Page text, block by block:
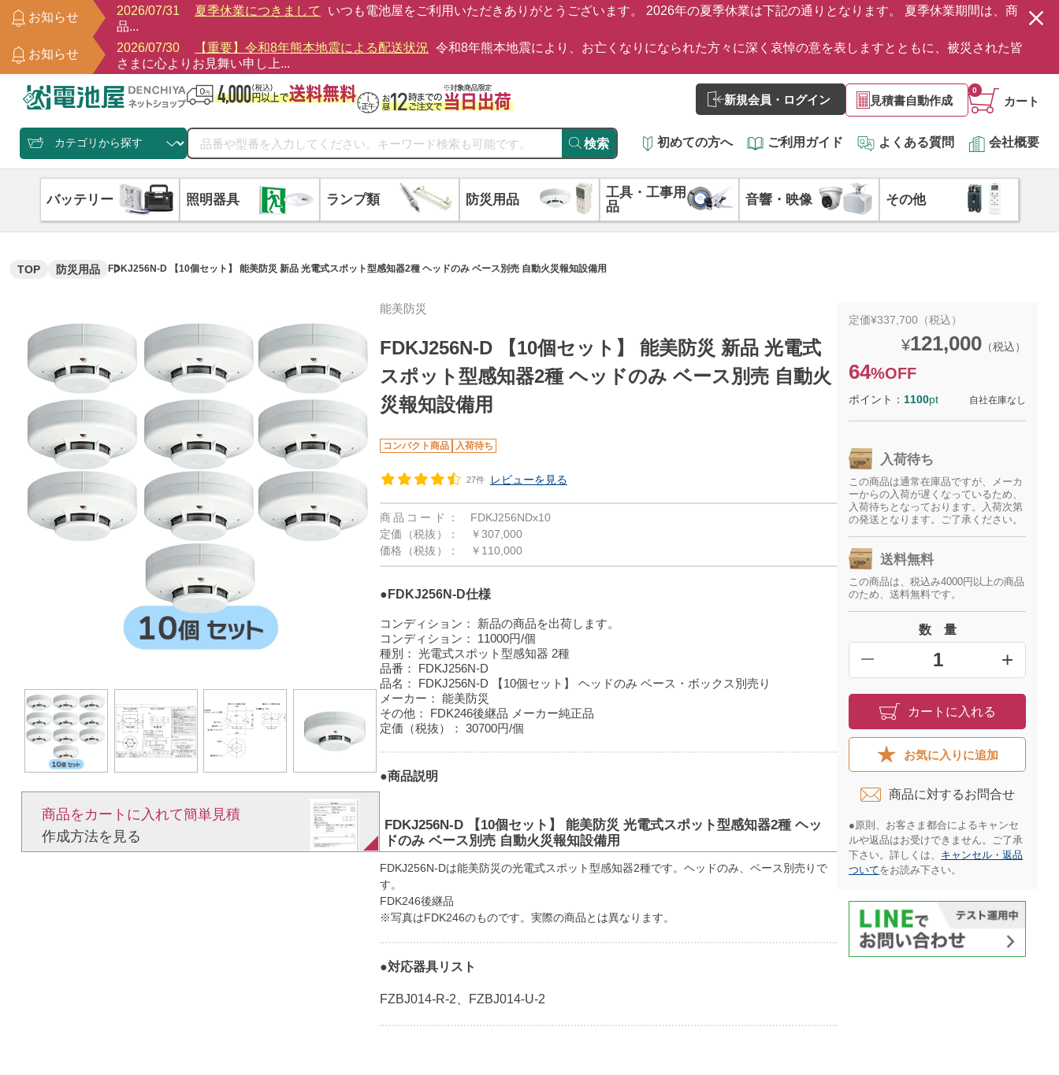
お知らせ
2026/07/31 夏季休業につきまして
いつも電池屋をご利用いただきありがとうございます。 2026年の夏季休業は下記の通りとなります。 夏季休業期間は、商
品...
お知らせ
2026/07/30 【重要】令和8年熊本地震による配送状況 令和8年熊本地震により、お亡くなりになられた方々に深く哀悼の意を表しますとともに、被災された皆
さまに心よりお見舞い申し上...
新規会員・ログイン 見積書自動作成 カート
0
検索 初めての方へ ご利用ガイド よくある質問 会社概要
バッテリー 照明器具 ランプ類 防災用品
工具・工事用
品
音響・映像 その他
TOP 防災用品 FDKJ256N-D 【10個セット】 能美防災 新品 光電式スポット型感知器2種 ヘッドのみ ベース別売 自動火災報知設備用
商品をカートに入れて簡単見積​
作成方法を見る​​
能美防災
FDKJ256N-D 【10個セット】 能美防災 新品 光電式
スポット型感知器2種 ヘッドのみ ベース別売 自動火
災報知設備用
コンパクト商品 入荷待ち
27件 レビューを見る
商品コード：
FDKJ256NDx10
定価（税抜）：
￥307,000
価格（税抜）：
￥110,000
●FDKJ256N-D仕様
コンディション：
新品の商品を出荷します。
コンディション：
11000円/個
種別： 光電式スポット型感知器 2種
品番：
FDKJ256N-D
品名：
FDKJ256N-D 【10個セット】 ヘッドのみ ベース・ボックス別売り
メーカー： 能美防災
その他：
FDK246後継品 メーカー純正品
定価（税抜）： 30700円/個
●商品説明
FDKJ256N-D 【10個セット】 能美防災 光電式スポット型感知器2種 ヘッ
ドのみ ベース別売 自動火災報知設備用
FDKJ256N-Dは能美防災の光電式スポット型感知器2種です。ヘッドのみ、ベース別売りで
す。
FDK246後継品
※写真はFDK246のものです。実際の商品とは異なります。
●対応器具リスト
FZBJ014-R-2、FZBJ014-U-2
定価¥337,700（税込）
¥121,000 （税込）
64%OFF
ポイント： 1100pt 自社在庫なし
入荷待ち
この商品は通常在庫品ですが、メーカ
ーからの入荷が遅くなっているため、
入荷待ちとなっております。入荷次第
の発送となります。ご了承ください。
送料無料
この商品は、税込み4000円以上の商品
のため、送料無料です。
数 量
━ +
カートに入れる
お気に入りに追加
商品に対するお問合せ​
●原則、お客さま都合によるキャンセ
ルや返品はお受けできません。ご了承
下さい。詳しくは、 キャンセル・返品
ついてをお読み下さい。​